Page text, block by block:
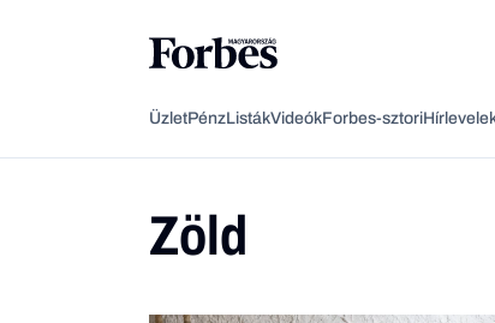
ÜzletPénzListákVideókForbes-sztori
Zöld